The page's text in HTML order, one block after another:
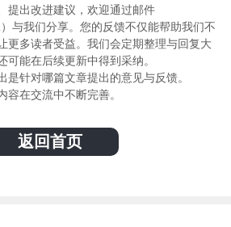
提出改进建议，欢迎通过邮件
）与我们分享。您的反馈不仅能帮助我们不
更多读者受益。我们会定期整理与回复大
可能在后续更新中得到采纳。
是针对哪篇文章提出的意见与反馈。
容在交流中不断完善。
返回首页